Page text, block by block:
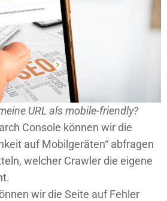
URL als mobile-friendly?
Console können wir die
auf Mobilgeräten“ abfragen
welcher Crawler die eigene
wir die Seite auf Fehler